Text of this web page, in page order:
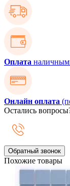
Оплата
Онлайн оплата
Остались
Обратный звонок
Похожие товары